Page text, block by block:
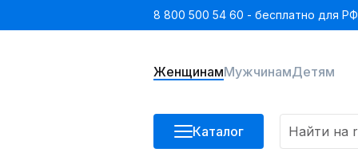
8 800 500 54 60 - бесплатно для РФ
ЖенщинамМужчинамДетям
Каталог